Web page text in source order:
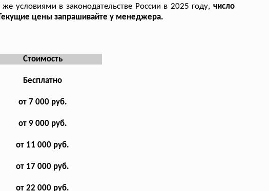
условиями в законодательстве России в 2025 году, число
цены запрашивайте у менеджера.
Стоимость
Бесплатно
от 7 000 руб.
от 9 000 руб.
от 11 000 руб.
от 17 000 руб.
от 22 000 руб.